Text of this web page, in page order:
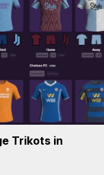
Trikots in